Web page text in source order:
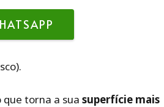
torna a sua superfície mais